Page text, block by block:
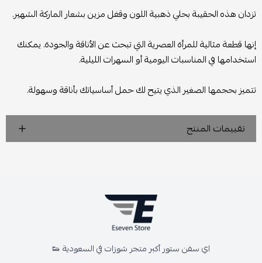
تزدان هذه الحقيبة بحلي ذهبية اللون وقفل مزين بشعار الماركة الشهير.
إنها قطعة مثالية للمرأة العصرية التي تبحث عن الأناقة والجودة. يمكنك
استخدامها في المناسبات اليومية أو السهرات الليلية.
تتميز بحجمها الصغير الذي يتيح لك حمل أساسياتك بأناقة وسهولة.
تقييمات المنتج
اي سفن ستور أكبر متجر شوزات في السعودية 👟